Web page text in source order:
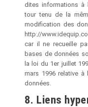
dites informations à
tour tenu de la
modification des
http://
car il ne recueille
bases de données
la loi du 1er juillet
mars 1996 relative
données.
8. Liens